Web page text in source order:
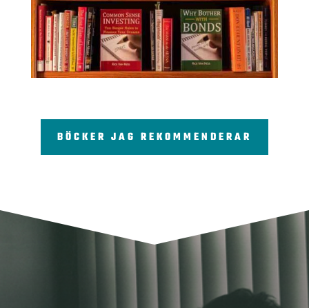
BÖCKER JAG REKOMMENDERAR